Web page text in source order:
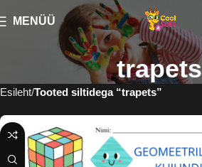
MENÜÜ
trapets
Esileht Tooted siltidega “trapets”